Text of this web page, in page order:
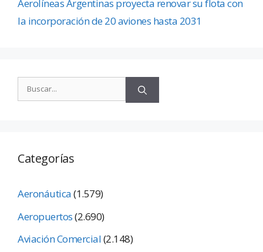
Aerolíneas Argentinas proyecta renovar su flota con
la incorporación de 20 aviones hasta 2031
Categorías
Aeronáutica(1.579)
Aeropuertos(2.690)
Aviación Comercial(2.148)